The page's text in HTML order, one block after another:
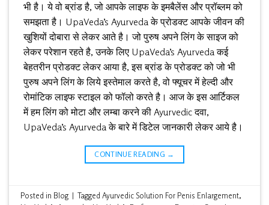
भी है। ये वो ब्रांड है, जो आपके लाइफ के इमबैलेंस और प्रॉब्लम को
समझता है। UpaVeda’s Ayurveda के प्रोडक्ट आपके जीवन की
खुशियों दोबारा से लेकर आते है। जो पुरुष अपने लिंग के साइज को
लेकर परेशान रहते है, उनके लिए UpaVeda’s Ayurveda कई
बेहतरीन प्रोडक्ट लेकर आया है, इस ब्रांड के प्रोडक्ट को जो भी
पुरुष अपने लिंग के लिये इस्तेमाल करते है, वो फ्यूचर में हेल्दी और
रोमांटिक लाइफ स्टाइल को फॉलो करते है। आज के इस आर्टिकल
में हम लिंग को मोटा और लम्बा करने की Ayurvedic दवा,
UpaVeda’s Ayurveda के बारे में डिटेल जानकारी लेकर आये है।
CONTINUE READING →
Posted in Blog | TaggedAyurvedic Solution For Penis Enlargement,